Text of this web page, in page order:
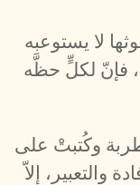
لا يستوعبه
فإنّ لكلٍّ حظَّه
وكُتبتْ على
والتعبير، إلاّ